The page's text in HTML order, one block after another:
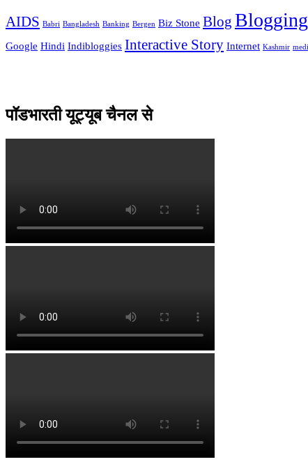
AIDS Babri Bangladesh Banking Bergen Biz Stone Blog Blogging
Google Hindi Indibloggies Interactive Story Internet Kashmir
पॉडभारती यूट्यूब चैनल से